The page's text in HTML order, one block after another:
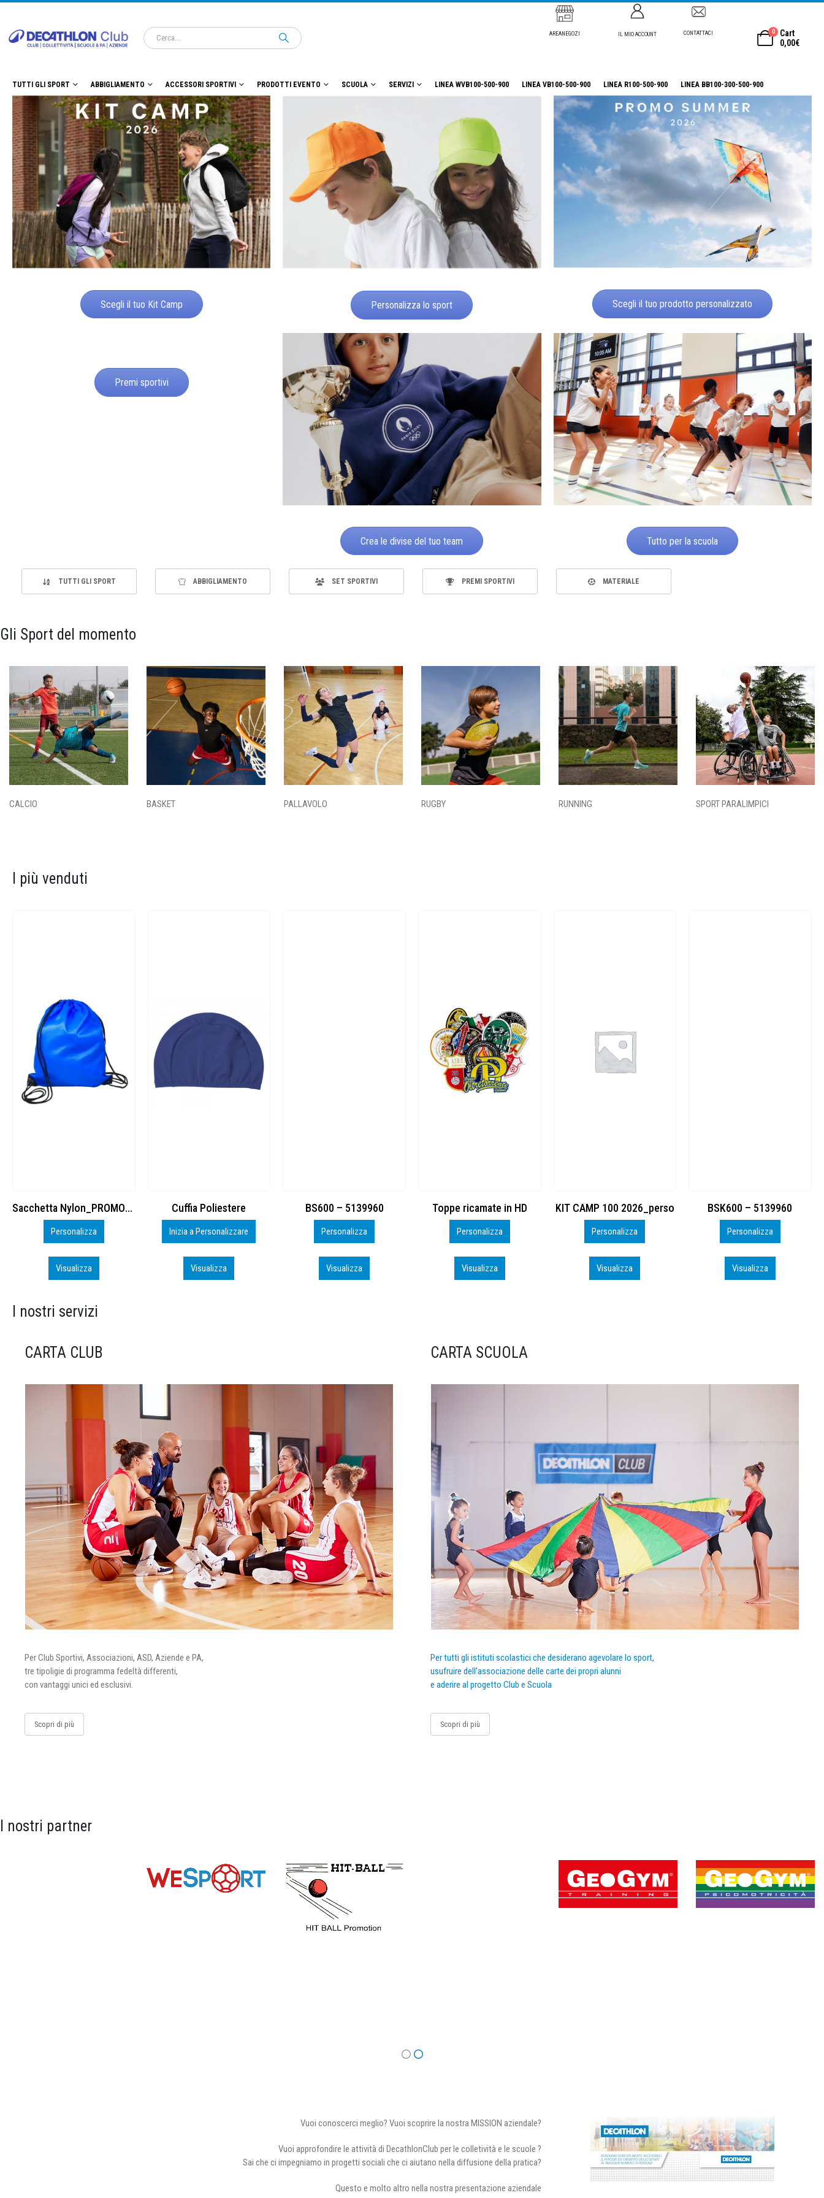
AREANEGOZI IL MIO ACCOUNT CONTATTACI 0
Cart
0,00€
TUTTI GLI SPORT ABBIGLIAMENTO ACCESSORI SPORTIVI PRODOTTI EVENTO SCUOLA SERVIZI LINEA WVB100-500-900 LINEA VB100-500-900 LINEA R100-500-900 LINEA BB100-300-500-900
Scegli il tuo Kit Camp Personalizza lo sport Scegli il tuo prodotto personalizzato
Premi sportivi
Crea le divise del tuo team Tutto per la scuola
TUTTI GLI SPORT ABBIGLIAMENTO SET SPORTIVI PREMI SPORTIVI MATERIALE
Gli Sport del momento
CALCIO BASKET PALLAVOLO RUGBY RUNNING SPORT PARALIMPICI
I più venduti
Cuffia Poliestere
Inizia a Personalizzare
Visualizza
BS600 – 5139960
Personalizza
Visualizza
Toppe ricamate in HD
Personalizza
Visualizza
KIT CAMP 100 2026_perso
Personalizza
Visualizza
BSK600 – 5139960
Personalizza
Visualizza
DTF
Personalizza
Visualizza
I nostri servizi
CARTA CLUB
Per Club Sportivi, Associazioni, ASD, Aziende e PA,
tre tipoligie di programma fedeltà differenti,
con vantaggi unici ed esclusivi.
Scopri di più
CARTA SCUOLA
Per tutti gli istituti scolastici che desiderano agevolare lo sport,
usufruire dell’associazione delle carte dei propri alunni
e aderire al progetto Club e Scuola
Scopri di più
I nostri partner
Vuoi conoscerci meglio? Vuoi scoprire la nostra MISSION aziendale?
Vuoi approfondire le attività di DecathlonClub per le colletività e le scuole ?
Sai che ci impegniamo in progetti sociali che ci aiutano nella diffusione della pratica?
Questo e molto altro nella nostra presentazione aziendale